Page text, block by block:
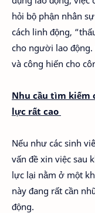
hỏi bộ phận nhân
cách linh động,
cho người lao
và công hiến cho
Nhu cầu tìm kiếm
lực rất cao
Nếu như các sinh
vấn đề xin việc sau
lực lại nằm ở một
này đang rất cần
động.